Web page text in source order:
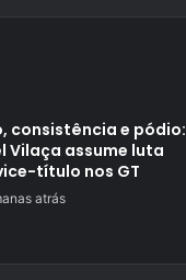
consistência e pódio:
Vilaça assume luta
título nos GT
atrás